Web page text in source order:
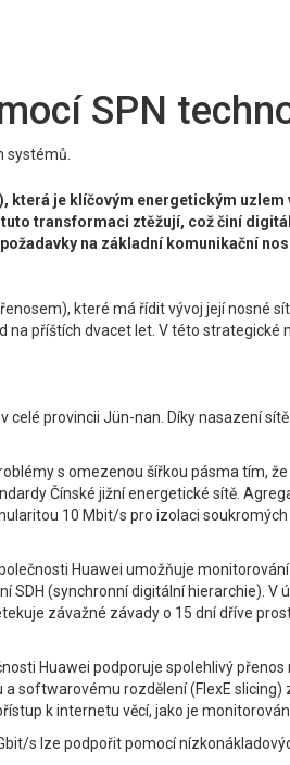
SPN
systémů.
která je klíčovým energetickým
transformaci ztěžují, což činí
na základní komunikační
které má řídit vývoj její nosné
příštích dvacet let. V této
provincii Jün-nan. Díky nasazení
s omezenou šířkou pásma tím,
Čínské jižní energetické sítě.
10 Mbit/s pro izolaci
Huawei umožňuje
(synchronní digitální hierarchie).
závažné závady o 15 dní dříve
Huawei podporuje spolehlivý
softwarovému rozdělení (FlexE
k internetu věcí, jako je
s lze podpořit pomocí